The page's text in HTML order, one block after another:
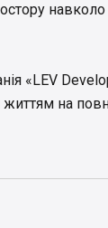
«LEV
на